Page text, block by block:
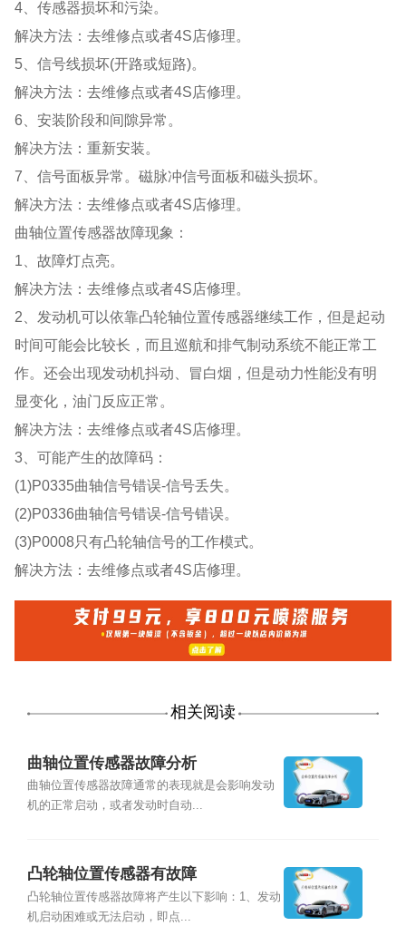
4、传感器损坏和污染。
解决方法：去维修点或者4S店修理。
5、信号线损坏(开路或短路)。
解决方法：去维修点或者4S店修理。
6、安装阶段和间隙异常。
解决方法：重新安装。
7、信号面板异常。磁脉冲信号面板和磁头损坏。
解决方法：去维修点或者4S店修理。
曲轴位置传感器故障现象：
1、故障灯点亮。
解决方法：去维修点或者4S店修理。
2、发动机可以依靠凸轮轴位置传感器继续工作，但是起动
时间可能会比较长，而且巡航和排气制动系统不能正常工
作。还会出现发动机抖动、冒白烟，但是动力性能没有明
显变化，油门反应正常。
解决方法：去维修点或者4S店修理。
3、可能产生的故障码：
(1)P0335曲轴信号错误-信号丢失。
(2)P0336曲轴信号错误-信号错误。
(3)P0008只有凸轮轴信号的工作模式。
解决方法：去维修点或者4S店修理。
相关阅读
曲轴位置传感器故障分析
曲轴位置传感器故障通常的表现就是会影响发动
机的正常启动，或者发动时自动...
凸轮轴位置传感器有故障
凸轮轴位置传感器故障将产生以下影响：1、发动
机启动困难或无法启动，即点...